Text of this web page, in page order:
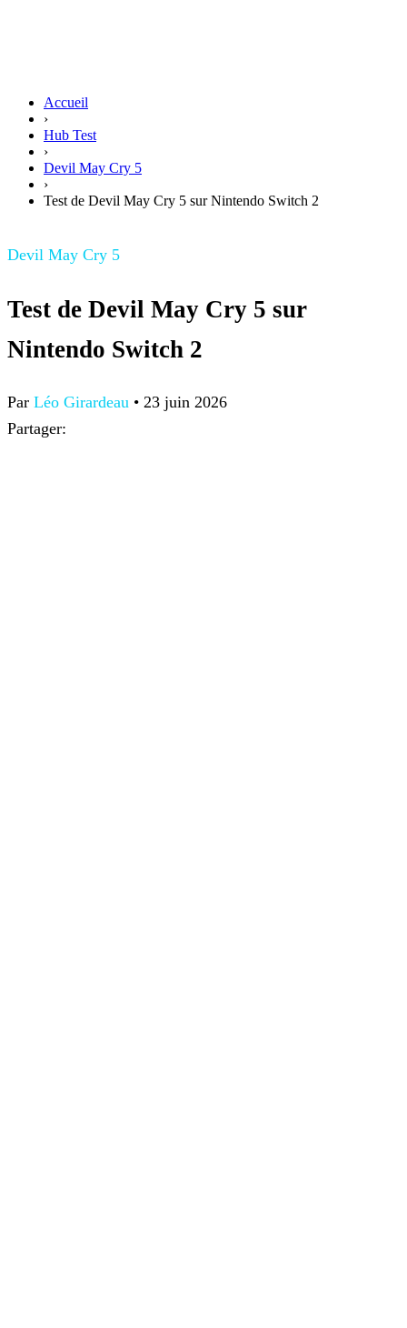
Accueil
›
Hub Test
›
Devil May Cry 5
›
Test de Devil May Cry 5 sur Nintendo Switch 2
Devil May Cry 5
Test de Devil May Cry 5 sur
Nintendo Switch 2
Par Léo Girardeau • 23 juin 2026
Partager: